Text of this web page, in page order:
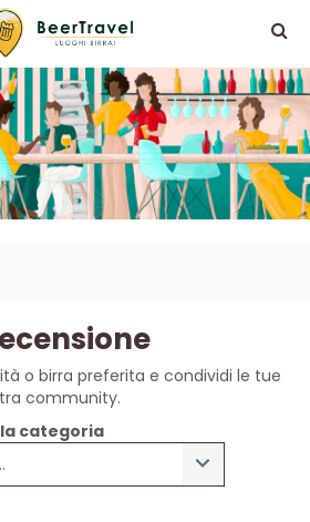
o birra preferita e condividi le tue
community.
la categoria